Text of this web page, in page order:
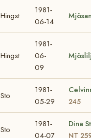
Hingst
1981-
06-14
Hingst
1981-
06-
09
Sto
1981-
05-29
245
Sto
1981-
04-07
Dina
NT